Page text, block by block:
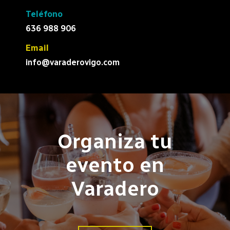
Teléfono
636 988 906
Email
info@varaderovigo.com
Organiza tu
evento en
Varadero